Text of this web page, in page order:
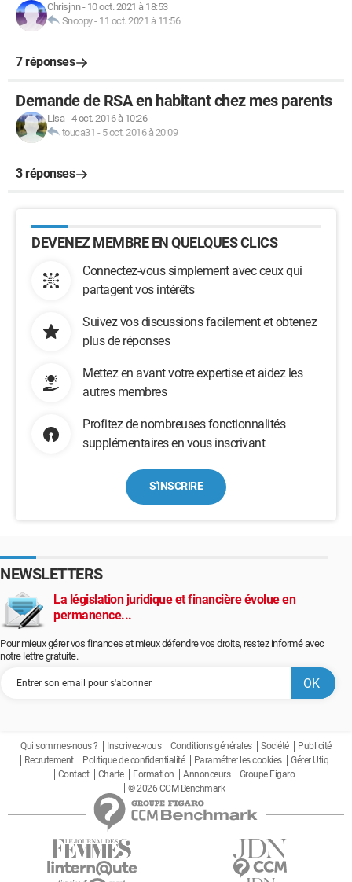
Chrisjnn- 10 oct. 2021 à 18:53
Snoopy- 11 oct. 2021 à 11:56
7 réponses
Demande de RSA en habitant chez mes parents
Lisa-4 oct. 2016 à 10:26
touca31 - 5 oct. 2016 à 20:09
3 réponses
DEVENEZ MEMBRE EN QUELQUES CLICS
Connectez-vous simplement avec ceux qui
partagent vos intérêts
Suivez vos discussions facilement et obtenez
plus de réponses
Mettez en avant votre expertise et aidez les
autres membres
Profitez de nombreuses fonctionnalités
supplémentaires en vous inscrivant
S'INSCRIRE
NEWSLETTERS
La législation juridique et financière évolue en
permanence...
Pour mieux gérer vos finances et mieux défendre vos droits, restez informé avec
notre lettre gratuite.
Qui sommes-nous ? Inscrivez-vous Conditions générales Société
Publicité
Recrutement
Politique de confidentialité Paramétrer les cookies
Gérer Utiq
Contact
Charte Formation Annonceurs
Groupe Figaro
© 2026 CCM Benchmark